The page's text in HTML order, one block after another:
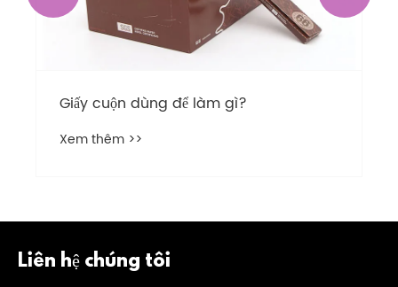
Giấy cuộn dùng để làm gì?
Xem thêm >>
Liên hệ chúng tôi